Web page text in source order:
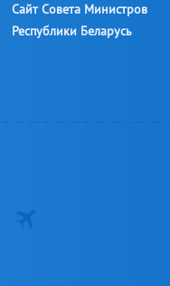
Сайт Совета Министров
Республики Беларусь